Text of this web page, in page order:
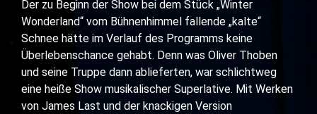
Der zu Beginn der Show bei dem Stück „Winter
Wonderland“ vom Bühnenhimmel fallende „kalte“
Schnee hätte im Verlauf des Programms keine
Überlebenschance gehabt. Denn was Oliver Thoben
und seine Truppe dann ablieferten, war schlichtweg
eine heiße Show musikalischer Superlative. Mit Werken
von James Last und der knackigen Version